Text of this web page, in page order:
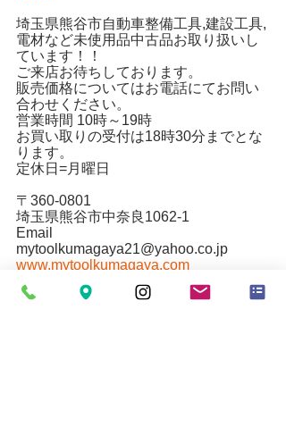
埼玉県熊谷市自動車整備工具,建設工具,
電材など未使用品中古品お取り扱いし
ています！！
ご来店お待ちしております。
販売価格についてはお電話にてお問い
合わせください。
営業時間 10時～19時
お買い取りの受付は18時30分までとな
ります。
定休日=月曜日
〒360-0801
埼玉県熊谷市中奈良1062-1
Email
mytoolkumagaya21@yahoo.co.jp
www.mytoolkumagaya.com